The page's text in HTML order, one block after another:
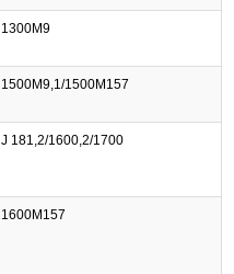
1300M9
1500M9,1/1500M157
J 181,2/1600,2/1700
1600M157